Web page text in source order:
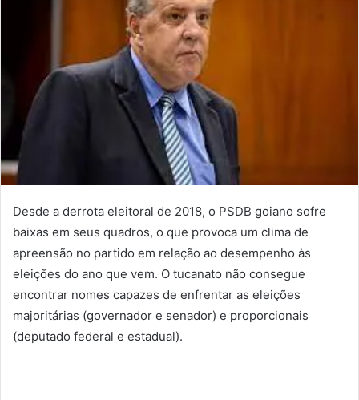
Desde a derrota eleitoral de 2018, o PSDB goiano sofre
baixas em seus quadros, o que provoca um clima de
apreensão no partido em relação ao desempenho às
eleições do ano que vem. O tucanato não consegue
encontrar nomes capazes de enfrentar as eleições
majoritárias (governador e senador) e proporcionais
(deputado federal e estadual).